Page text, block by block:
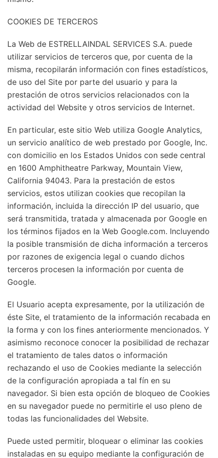
COOKIES DE TERCEROS
La Web de ESTRELLAINDAL SERVICES S.A. puede
utilizar servicios de terceros que, por cuenta de la
misma, recopilarán información con fines estadísticos,
de uso del Site por parte del usuario y para la
prestación de otros servicios relacionados con la
actividad del Website y otros servicios de Internet.
En particular, este sitio Web utiliza Google Analytics,
un servicio analítico de web prestado por Google, Inc.
con domicilio en los Estados Unidos con sede central
en 1600 Amphitheatre Parkway, Mountain View,
California 94043. Para la prestación de estos
servicios, estos utilizan cookies que recopilan la
información, incluida la dirección IP del usuario, que
será transmitida, tratada y almacenada por Google en
los términos fijados en la Web Google.com. Incluyendo
la posible transmisión de dicha información a terceros
por razones de exigencia legal o cuando dichos
terceros procesen la información por cuenta de
Google.
El Usuario acepta expresamente, por la utilización de
éste Site, el tratamiento de la información recabada en
la forma y con los fines anteriormente mencionados. Y
asimismo reconoce conocer la posibilidad de rechazar
el tratamiento de tales datos o información
rechazando el uso de Cookies mediante la selección
de la configuración apropiada a tal fín en su
navegador. Si bien esta opción de bloqueo de Cookies
en su navegador puede no permitirle el uso pleno de
todas las funcionalidades del Website.
Puede usted permitir, bloquear o eliminar las cookies
instaladas en su equipo mediante la configuración de